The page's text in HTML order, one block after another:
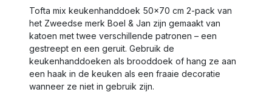
Tofta mix keukenhanddoek 50x70 cm 2-pack van
het Zweedse merk Boel & Jan zijn gemaakt van
katoen met twee verschillende patronen – een
gestreept en een geruit. Gebruik de
keukenhanddoeken als brooddoek of hang ze aan
een haak in de keuken als een fraaie decoratie
wanneer ze niet in gebruik zijn.